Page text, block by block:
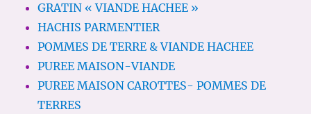
GRATIN « VIANDE HACHEE »
HACHIS PARMENTIER
POMMES DE TERRE & VIANDE HACHEE
PUREE MAISON-VIANDE
PUREE MAISON CAROTTES- POMMES DE
TERRES